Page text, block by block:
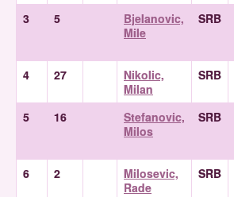
3 5
Bjelanovic,
Mile
SRB
4 27
Nikolic,
Milan
SRB
5 16
Stefanovic,
Milos
SRB
6 2
Milosevic,
Rade
SRB